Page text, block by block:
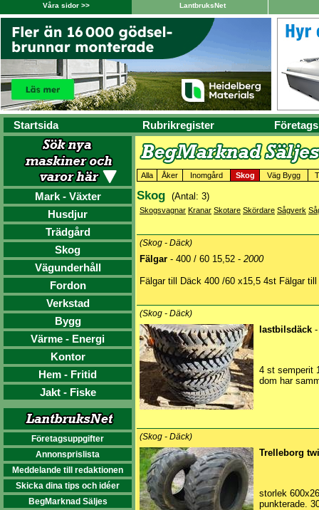
Våra sidor >> LantbruksNet
Startsida Rubrikregister
Mark - Växter
Husdjur
Trädgård
Skog
Vägunderhåll
Fordon
Verkstad
Bygg
Värme - Energi
Kontor
Hem - Fritid
Jakt - Fiske
Företagsuppgifter
Annonsprislista
Meddelande till redaktionen
Skicka dina tips och idéer
BegMarknad Säljes
Alla Åker Inomgård Skog Väg Bygg
Skog (Antal: 3)
Skogsvagnar Kranar Skotare Skördare Sågverk
(Skog - Däck)
Fälgar - 400 / 60 15,52 - 2000
Fälgar till Däck 400 /60 x15,5 4st Fälgar
(Skog - Däck)
lastbilsdäck
4 st semperit
dom har
(Skog - Däck)
Trelleborg
storlek
punkterade.